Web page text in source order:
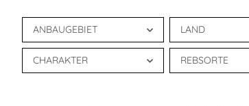
ANBAUGEBIET LAND
CHARAKTER REBSORTE